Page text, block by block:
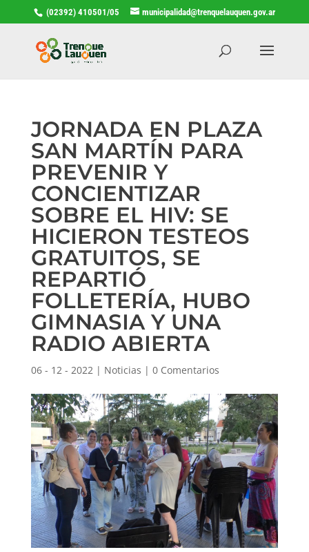
(02392) 410501/05 municipalidad@trenquelauquen.gov.ar
JORNADA EN PLAZA
SAN MARTÍN PARA
PREVENIR Y
CONCIENTIZAR
SOBRE EL HIV: SE
HICIERON TESTEOS
GRATUITOS, SE
REPARTIÓ
FOLLETERÍA, HUBO
GIMNASIA Y UNA
RADIO ABIERTA
06 - 12 - 2022 | Noticias | 0 Comentarios